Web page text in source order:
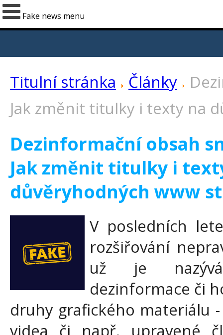
Fake news menu
Titulní stránka Články
Jak změnit titulky i texty na
Dezinformační obsah
Jak změnit titulky i
důvěryhodných www
V posledních
rozšiřování
už je
dezinformace či
druhy grafického materiálu
videa či např. upravené